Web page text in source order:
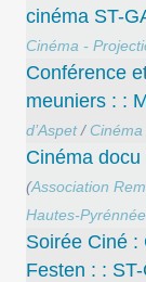
cinéma ST-
Cinéma -
Conférence
meuniers : :
d’Aspet/
Cinéma docu
(Association
Hautes-
Soirée Ciné :
Festen : :